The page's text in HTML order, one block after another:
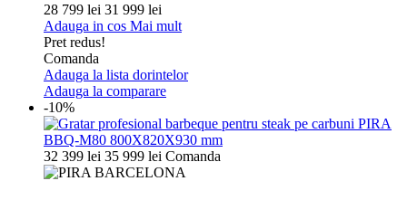
28 799 lei 31 999 lei
Adauga in cos Mai mult
Pret redus!
Comanda
Adauga la lista dorintelor
Adauga la comparare
-10%
32 399 lei 35 999 lei Comanda